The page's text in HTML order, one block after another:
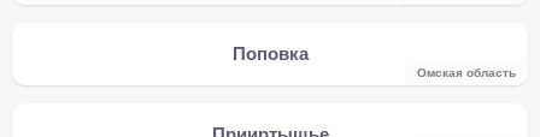
Поповка
Омская область